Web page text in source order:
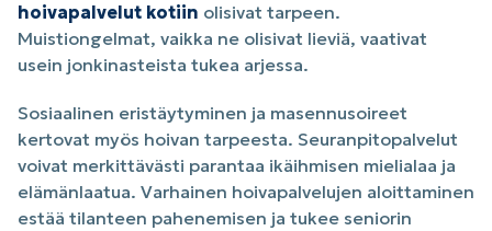
hoivapalvelut kotiin olisivat tarpeen.
Muistiongelmat, vaikka ne olisivat lieviä, vaativat
usein jonkinasteista tukea arjessa.
Sosiaalinen eristäytyminen ja masennusoireet
kertovat myös hoivan tarpeesta. Seuranpitopalvelut
voivat merkittävästi parantaa ikäihmisen mielialaa ja
elämänlaatua. Varhainen hoivapalvelujen aloittaminen
estää tilanteen pahenemisen ja tukee seniorin